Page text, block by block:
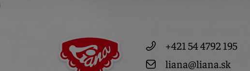
+421 54 4792 195
liana@liana.sk